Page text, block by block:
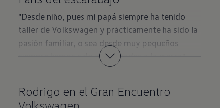
Ver entrevista completa
"Desde niño, pues mi papá siempre ha tenido
taller de Volkswagen y prácticamente ha sido la
pasión familiar, o sea desde muy pequeños
siempre hemos sido apasionados a la marca"
Rodrigo en el Gran Encuentro
Volkswagen